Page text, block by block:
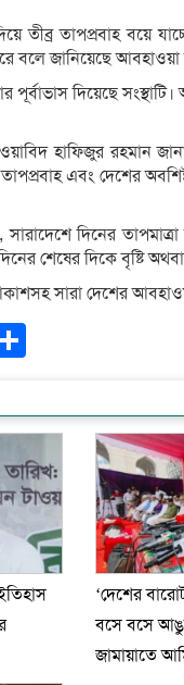
তীব্র তাপপ্রবাহ বয়ে
বলে জানিয়েছে আবহাওয়া
দিয়েছে
হাফিজুর রহমান
তাপপ্রবাহ এবং দেশের
দিনের
শেষের দিকে বৃষ্টি
সারা দেশের
ইতিহাস
‘দেশের
বসে বসে
জামায়াতে